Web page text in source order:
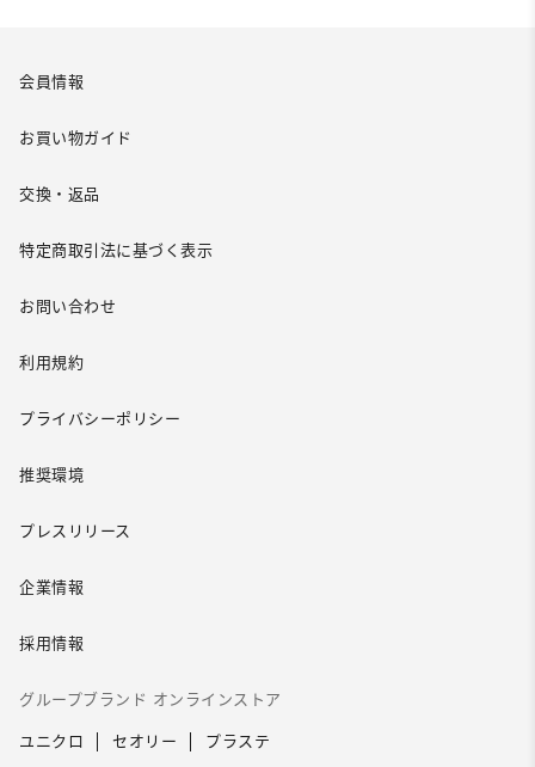
会員情報
お買い物ガイド
交換・返品
特定商取引法に基づく表示
お問い合わせ
利用規約
プライバシーポリシー
推奨環境
プレスリリース
企業情報
採用情報
グループブランド オンラインストア
ユニクロ セオリー プラステ